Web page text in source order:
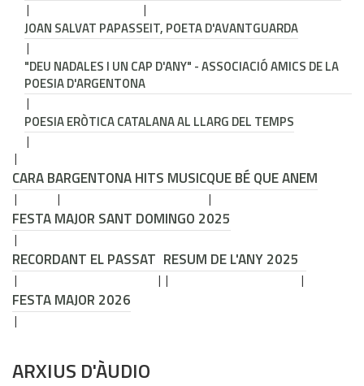
JOAN SALVAT PAPASSEIT, POETA D'AVANTGUARDA
"DEU NADALES I UN CAP D'ANY" - ASSOCIACIÓ AMICS DE LA
POESIA D'ARGENTONA
POESIA ERÒTICA CATALANA AL LLARG DEL TEMPS
CARA BARGENTONA HITS MUSICQUE BÉ QUE ANEM
FESTA MAJOR SANT DOMINGO 2025
RECORDANT EL PASSAT RESUM DE L'ANY 2025
FESTA MAJOR 2026
ARXIUS D'ÀUDIO